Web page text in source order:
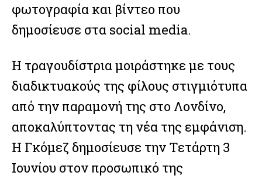
φωτογραφία και βίντεο που
δημοσίευσε στα social media.
Η τραγουδίστριαμοιράστηκε με τους
διαδικτυακούς της φίλους στιγμιότυπα
από την παραμονή της στο Λονδίνο,
αποκαλύπτοντας τη νέα της εμφάνιση.
Η Γκόμεζ δημοσίευσε την Τετάρτη 3
Ιουνίου στον προσωπικό της